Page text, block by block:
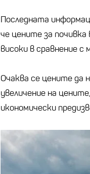
Последната
че цените за
високи в сравнение с
Очаква се цените да
увеличение на
икономически